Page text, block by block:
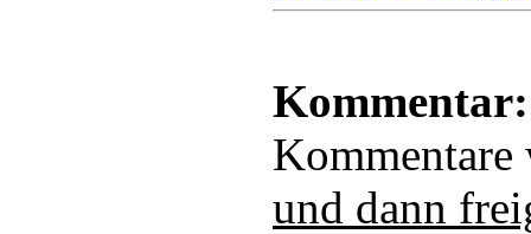
Kommentar:
und dann